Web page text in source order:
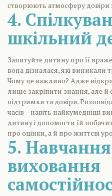
створюють атмосферу довіри
4.
шкільний
Запитуйте дитину про її
вона дізналася, які виникали
Чому це важливо? Адже
лише закріпити знання, але
підтримки та довіри.
часів – навіть найкумедніші
дитину і допомогти їй
про оцінки, а й про життєві
5.
виховання